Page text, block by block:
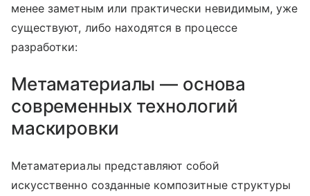
менее заметным или практически невидимым, уже
существуют, либо находятся в процессе
разработки:
Метаматериалы — основа
современных технологий
маскировки
Метаматериалы представляют собой
искусственно созданные композитные структуры